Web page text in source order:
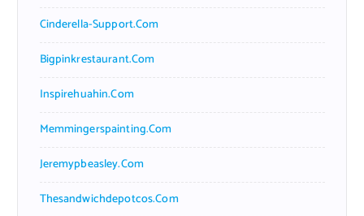
Cinderella-Support.com
Bigpinkrestaurant.com
Inspirehuahin.com
Memmingerspainting.com
Jeremypbeasley.com
Thesandwichdepotcos.com